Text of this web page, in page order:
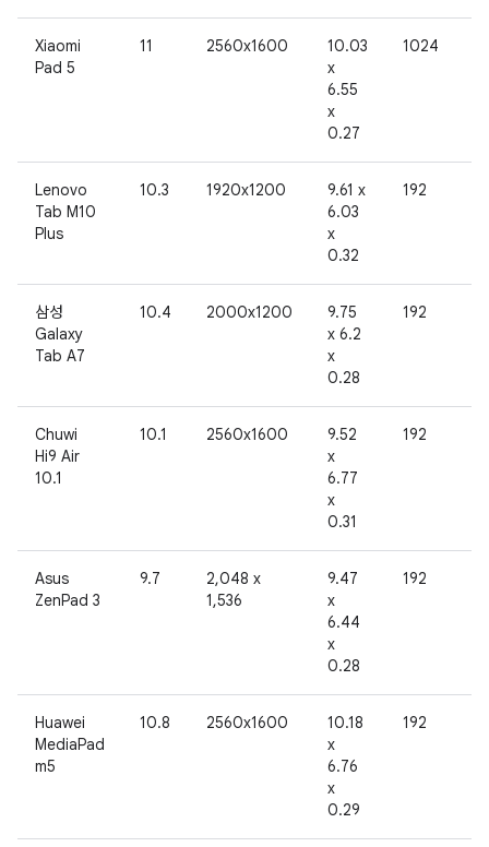
Xiaomi
Pad 5
11 2560x1600
10.03
x
6.55
x
0.27
1024
Lenovo
Tab M10
Plus
10.3 1920x1200
9.61 x
6.03
x
0.32
192
삼성
Galaxy
Tab A7
10.4 2000x1200
9.75
x 6.2
x
0.28
192
Chuwi
Hi9 Air
10.1
10.1 2560x1600
9.52
x
6.77
x
0.31
192
Asus
ZenPad 3
9.7
2,048 x
1,536
9.47
x
6.44
x
0.28
192
Huawei
MediaPad
m5
10.8 2560x1600
10.18
x
6.76
x
0.29
192